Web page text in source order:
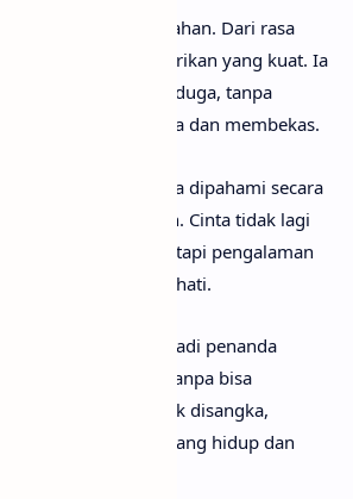
cinta tumbuh perlahan. Dari rasa
menjadi ketertarikan yang kuat. Ia
yang datang tanpa diduga, tanpa
terasa begitu nyata dan membekas.
yang selama ini hanya dipahami secara
dalam kenyataan. Cinta tidak lagi
cerita orang lain, tetapi pengalaman
perlahan di dalam hati.
tak terduga menjadi penanda
sering kali hadir tanpa bisa
di waktu yang tak disangka,
seseorang tentang hidup dan